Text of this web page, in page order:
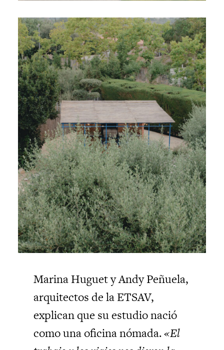
Marina Huguet y Andy Peñuela,
arquitectos de la ETSAV, ​​
explican que su estudio nació
como una oficina nómada.«El